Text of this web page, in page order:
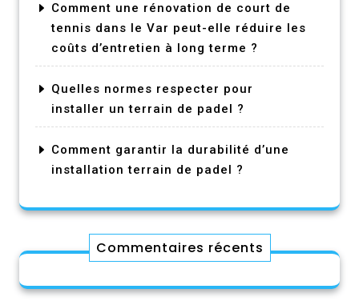
Comment une rénovation de court de
tennis dans le Var peut-elle réduire les
coûts d’entretien à long terme ?
Quelles normes respecter pour
installer un terrain de padel ?
Comment garantir la durabilité d’une
installation terrain de padel ?
Commentaires récents